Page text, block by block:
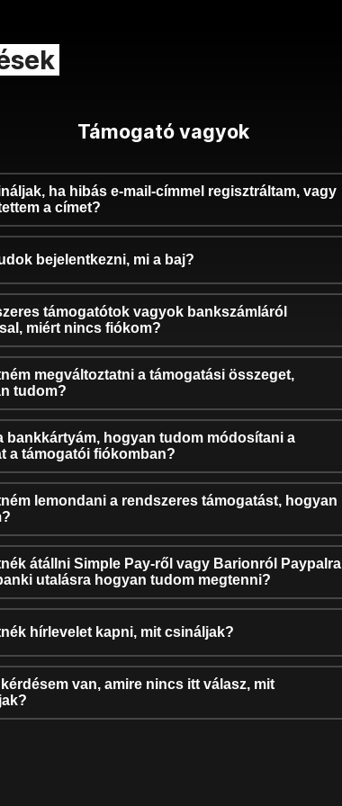
Támogató vagyok
ha hibás e-mail-címmel regisztráltam, vagy
a címet?
bejelentkezni, mi a baj?
támogatótok vagyok bankszámláról
miért nincs fiókom?
megváltoztatni a támogatási összeget,
tudom?
bankkártyám, hogyan tudom módosítani a
a támogatói fiókomban?
lemondani a rendszeres támogatást, hogyan
átállni Simple Pay-ről vagy Barionról Paypalra
utalásra hogyan tudom megtenni?
hírlevelet kapni, mit csináljak?
van, amire nincs itt válasz, mit